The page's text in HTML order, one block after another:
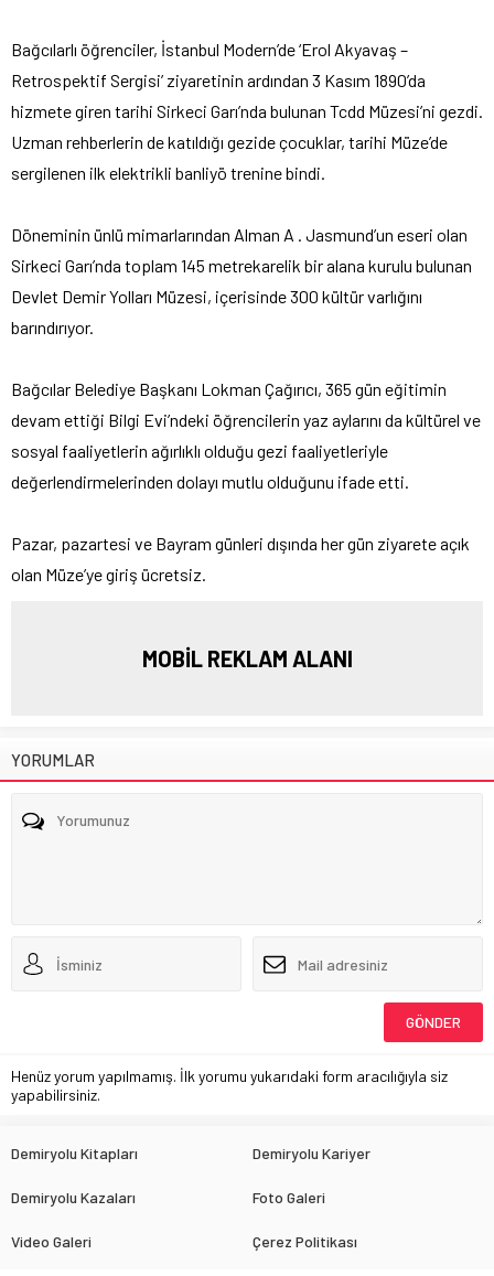
Bağcılarlı öğrenciler, İstanbul Modern’de ‘Erol Akyavaş –
Retrospektif Sergisi’ ziyaretinin ardından 3 Kasım 1890’da
hizmete giren tarihi Sirkeci Garı’nda bulunan Tcdd Müzesi’ni gezdi.
Uzman rehberlerin de katıldığı gezide çocuklar, tarihi Müze’de
sergilenen ilk elektrikli banliyö trenine bindi.
Döneminin ünlü mimarlarından Alman A . Jasmund’un eseri olan
Sirkeci Garı’nda toplam 145 metrekarelik bir alana kurulu bulunan
Devlet Demir Yolları Müzesi, içerisinde 300 kültür varlığını
barındırıyor.
Bağcılar Belediye Başkanı Lokman Çağırıcı, 365 gün eğitimin
devam ettiği Bilgi Evi’ndeki öğrencilerin yaz aylarını da kültürel ve
sosyal faaliyetlerin ağırlıklı olduğu gezi faaliyetleriyle
değerlendirmelerinden dolayı mutlu olduğunu ifade etti.
Pazar, pazartesi ve Bayram günleri dışında her gün ziyarete açık
olan Müze’ye giriş ücretsiz.
MOBİL REKLAM ALANI
YORUMLAR
Henüz yorum yapılmamış. İlk yorumu yukarıdaki form aracılığıyla siz
yapabilirsiniz.
Demiryolu Kitapları Demiryolu Kariyer
Demiryolu Kazaları Foto Galeri
Video Galeri Çerez Politikası